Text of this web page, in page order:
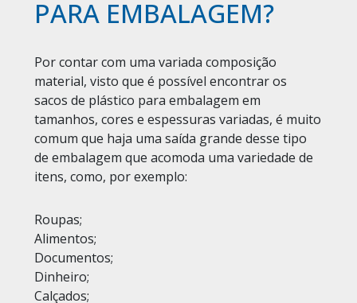
PARA EMBALAGEM?
Por contar com uma variada composição
material, visto que é possível encontrar os
sacos de plástico para embalagem em
tamanhos, cores e espessuras variadas, é muito
comum que haja uma saída grande desse tipo
de embalagem que acomoda uma variedade de
itens, como, por exemplo:
Roupas;
Alimentos;
Documentos;
Dinheiro;
Calçados;